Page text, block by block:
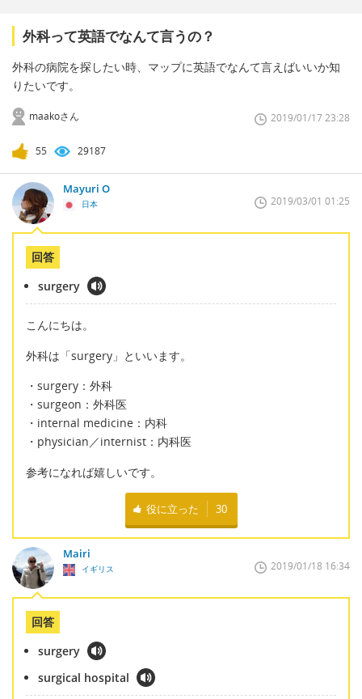
外科って英語でなんて言うの？
外科の病院を探したい時、マップに英語でなんて言えばいいか知
りたいです。
maakoさん 2019/01/17 23:28
55 29187
Mayuri O
日本 2019/03/01 01:25
回答
surgery
こんにちは。
外科は「surgery」といいます。
・surgery：外科
・surgeon：外科医
・internal medicine：内科
・physician／internist：内科医
参考になれば嬉しいです。
役に立った 30
Mairi
イギリス 2019/01/18 16:34
回答
surgery
surgical hospital